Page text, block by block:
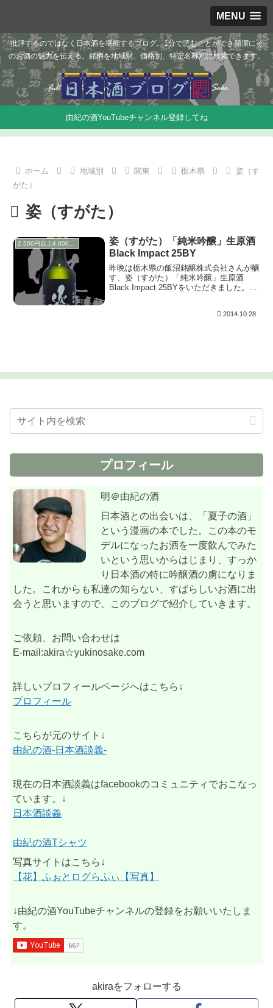
MENU
批評するのではなく日本酒を堪能するブログ。1分で読むことができ簡潔にそ
のお酒の魅力を伝える。銘柄を地域別、価格別、特定名称別に検索できます。
由紀の酒YouTubeチャンネル登録してね
ホーム 地域別 関東 栃木県
姿（す
がた）
姿（すがた）
2,500円以上4,000円未満
姿（すがた）「純米吟醸」生原酒
Black Impact 25BY
昨晩は栃木県の飯沼銘醸株式会社さんが醸
す、姿（すがた）「純米吟醸」生原酒
Black Impact 25BYをいただきました。い
いと思っていた銘柄です。ついに姿（す
2014.10.28
プロフィール
明＠由紀の酒
日本酒との出会いは、「夏子の酒」
という漫画の本でした。この本のモ
デルになったお酒を一度飲んでみた
いという思いからはじまり、すっか
り日本酒の特に吟醸酒の虜になりま
した。これからも私達の知らない、すばらしいお酒に出
会うと思いますので、このブログで紹介していきます。
ご依頼、お問い合わせは
E-mail:akira☆yukinosake.com
詳しいプロフィールページへはこちら↓
プロフィール
こちらが元のサイト↓
由紀の酒-日本酒談義-
現在の日本酒談義はfacebookのコミュニティでおこなっ
ています。↓
日本酒談義
由紀の酒Tシャツ
写真サイトはこちら↓
【花】ふぉとログらふぃ【写真】
↓由紀の酒YouTubeチャンネルの登録をお願いいたしま
す。
akiraをフォローする